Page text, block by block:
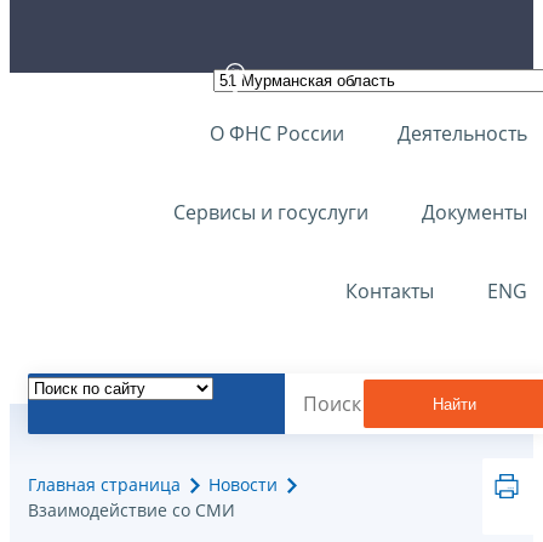
О ФНС России Деятельность
Сервисы и госуслуги Документы
Контакты ENG
Найти
Главная страница
Новости
Взаимодействие со СМИ